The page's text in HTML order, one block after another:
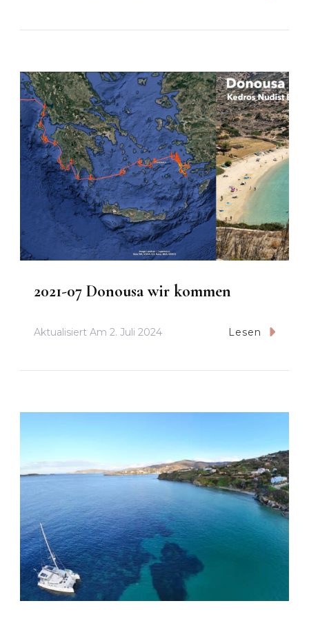
2021-07 Donousa wir kommen
Aktualisiert Am 2. Juli 2024 Lesen